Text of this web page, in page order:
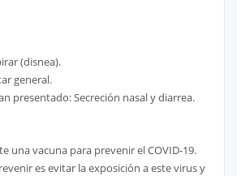
(disnea).
general.
presentado: Secreción nasal y diarrea.
una vacuna para prevenir el COVID-19.
es evitar la exposición a este virus y